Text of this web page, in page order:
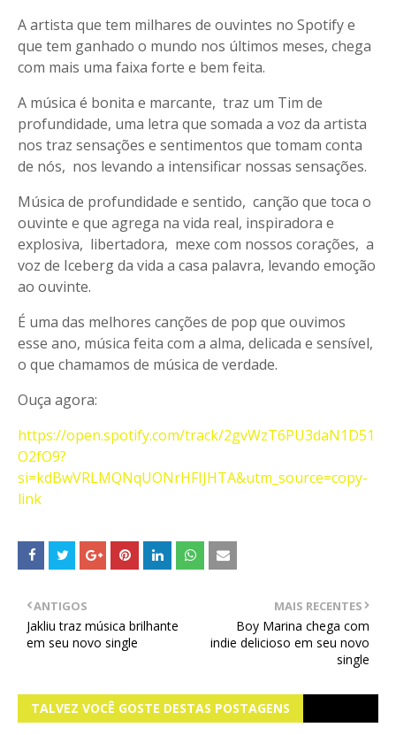
A artista que tem milhares de ouvintes no Spotify e
que tem ganhado o mundo nos últimos meses, chega
com mais uma faixa forte e bem feita.
A música é bonita e marcante, traz um Tim de
profundidade, uma letra que somada a voz da artista
nos traz sensações e sentimentos que tomam conta
de nós, nos levando a intensificar nossas sensações.
Música de profundidade e sentido, canção que toca o
ouvinte e que agrega na vida real, inspiradora e
explosiva, libertadora, mexe com nossos corações, a
voz de Iceberg da vida a casa palavra, levando emoção
ao ouvinte.
É uma das melhores canções de pop que ouvimos
esse ano, música feita com a alma, delicada e sensível,
o que chamamos de música de verdade.
Ouça agora:
https://open.spotify.com/track/2gvWzT6PU3daN1D51
O2fO9?
si=kdBwVRLMQNqUONrHFIJHTA&utm_source=copy-
link
MAIS RECENTES
Boy Marina chega com
indie delicioso em seu novo
single
ANTIGOS
Jakliu traz música brilhante
em seu novo single
TALVEZ VOCÊ GOSTE DESTAS POSTAGENS